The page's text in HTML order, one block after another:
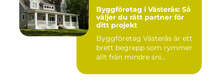
Byggföretag i Västerås: Så
väljer du rätt partner för
ditt projekt
Byggföretag Västerås är ett
brett begrepp som rymmer
allt från mindre sni...